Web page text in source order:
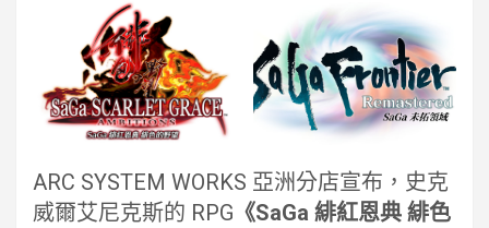
ARC SYSTEM WORKS 亞洲分店宣布，史克
威爾艾尼克斯的 RPG 《SaGa 緋紅恩典 緋色